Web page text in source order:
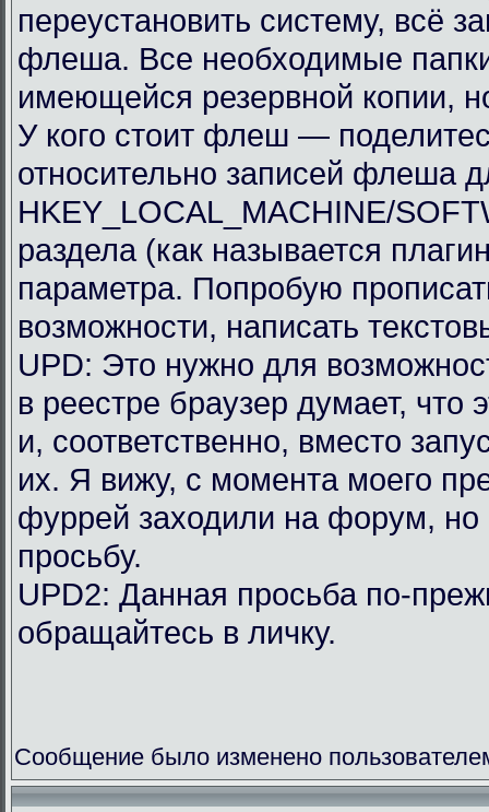
переустановить систему, всё
флеша. Все необходимые
имеющейся резервной копии,
У кого стоит флеш —
относительно записей флеша
HKEY_LOCAL_MACHINE/
раздела (как называется
параметра. Попробую
возможности, написать
UPD: Это нужно для
в реестре браузер думает, что
и, соответственно, вместо
их. Я вижу, с момента моего
фуррей заходили на форум, но
просьбу.
UPD2: Данная просьба по-
обращайтесь в личку.
Сообщение было изменено